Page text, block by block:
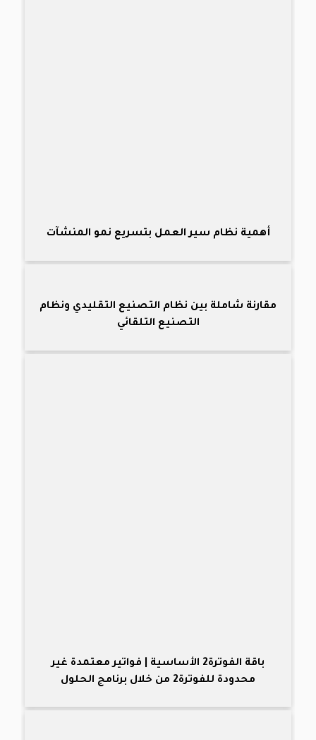
أهمية نظام سير العمل بتسريع نمو المنشآت
مقارنة شاملة بين نظام التصنيع التقليدي ونظام
التصنيع التلقائي
باقة الفوترة2 الأساسية | فواتير معتمدة غير
محدودة للفوترة2 من خلال برنامج الحلول